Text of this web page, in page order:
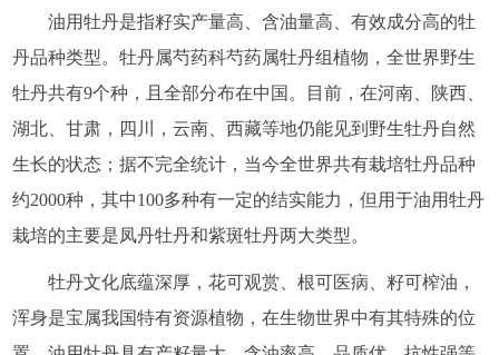
油用牡丹苗
油用牡丹是指籽实产量高、含油量高、有效成分高的牡
丹品种类型。牡丹属芍药科芍药属牡丹组植物，全世界野生
牡丹共有9个种，且全部分布在中国。目前，在河南、陕西、
湖北、甘肃，四川，云南、西藏等地仍能见到野生牡丹自然
生长的状态；据不完全统计，当今全世界共有栽培牡丹品种
约2000种，其中100多种有一定的结实能力，但用于油用牡丹
栽培的主要是凤丹牡丹和紫斑牡丹两大类型。
牡丹文化底蕴深厚，花可观赏、根可医病、籽可榨油，